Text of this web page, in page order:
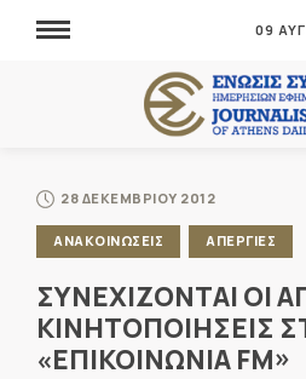
09
28 ΔΕΚΕΜΒΡΙΟΥ 2012
ΑΝΑΚΟΙΝΩΣΕΙΣ ΑΠΕΡΓΙΕΣ
ΣΥΝΕΧΙΖΟΝΤΑΙ ΟΙ
ΚΙΝΗΤΟΠΟΙΗΣΕΙΣ
«ΕΠΙΚΟΙΝΩΝΙΑ FM»